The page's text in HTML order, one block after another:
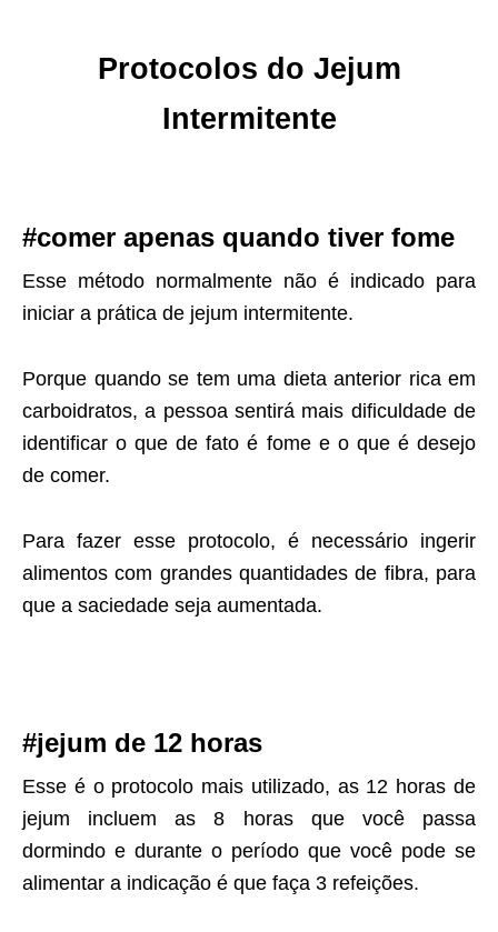
Protocolos do Jejum
Intermitente
#comer apenas quando tiver fome
Esse método normalmente não é indicado para
iniciar a prática de jejum intermitente.
Porque quando se tem uma dieta anterior rica em
carboidratos, a pessoa sentirá mais dificuldade de
identificar o que de fato é fome e o que é desejo
de comer.
Para fazer esse protocolo, é necessário ingerir
alimentos com grandes quantidades de fibra, para
que a saciedade seja aumentada.
#jejum de 12 horas
Esse é o protocolo mais utilizado, as 12 horas de
jejum incluem as 8 horas que você passa
dormindo e durante o período que você pode se
alimentar a indicação é que faça 3 refeições.